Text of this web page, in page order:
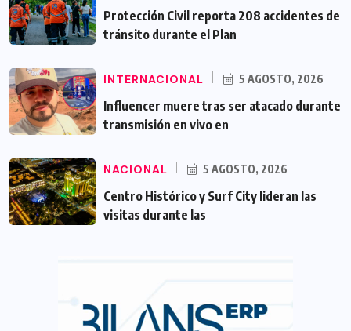
Protección Civil reporta 208 accidentes de
tránsito durante el Plan
INTERNACIONAL 5 AGOSTO, 2026
Influencer muere tras ser atacado durante
transmisión en vivo en
NACIONAL 5 AGOSTO, 2026
Centro Histórico y Surf City lideran las
visitas durante las